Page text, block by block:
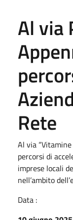
Al via
Rete
Al via
percorsi di
imprese locali
nell’ambito
Data :